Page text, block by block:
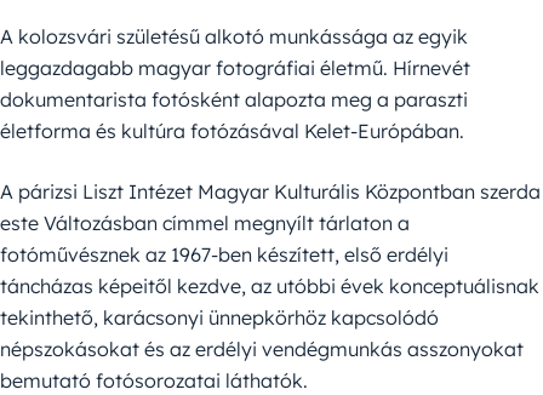
A kolozsvári születésű alkotó munkássága az egyik
leggazdagabb magyar fotográfiai életmű. Hírnevét
dokumentarista fotósként alapozta meg a paraszti
életforma és kultúra fotózásával Kelet-Európában.
A párizsi Liszt Intézet Magyar Kulturális Központban szerda
este Változásban címmel megnyílt tárlaton a
fotóművésznek az 1967-ben készített, első erdélyi
táncházas képeitől kezdve, az utóbbi évek konceptuálisnak
tekinthető, karácsonyi ünnepkörhöz kapcsolódó
népszokásokat és az erdélyi vendégmunkás asszonyokat
bemutató fotósorozatai láthatók.